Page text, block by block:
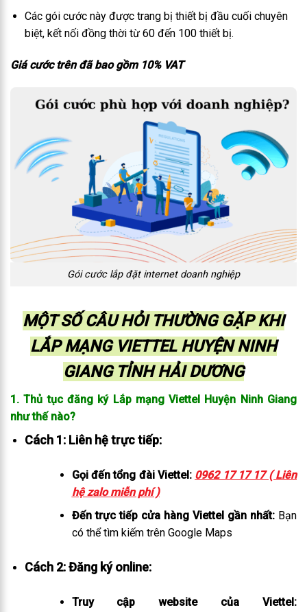
Các gói cước này được trang bị thiết bị đầu cuối chuyên
biệt, kết nối đồng thời từ 60 đến 100 thiết bị.
Giá cước trên đã bao gồm 10% VAT
Gói cước lắp đặt internet doanh nghiệp
MỘT SỐ CÂU HỎI THƯỜNG GẶP KHI
LẮP MẠNG VIETTEL HUYỆN NINH
GIANG TỈNH HẢI DƯƠNG
1. Thủ tục đăng ký Lắp mạng Viettel Huyện Ninh Giang
như thế nào?
Cách 1: Liên hệ trực tiếp:
Gọi đến tổng đài Viettel: 0962 17 17 17 ( Liên
hệ zalo miễn phí )
Đến trực tiếp cửa hàng Viettel gần nhất:Bạn
có thể tìm kiếm trên Google Maps
Cách 2: Đăng ký online:
Truy cập website của Viettel: